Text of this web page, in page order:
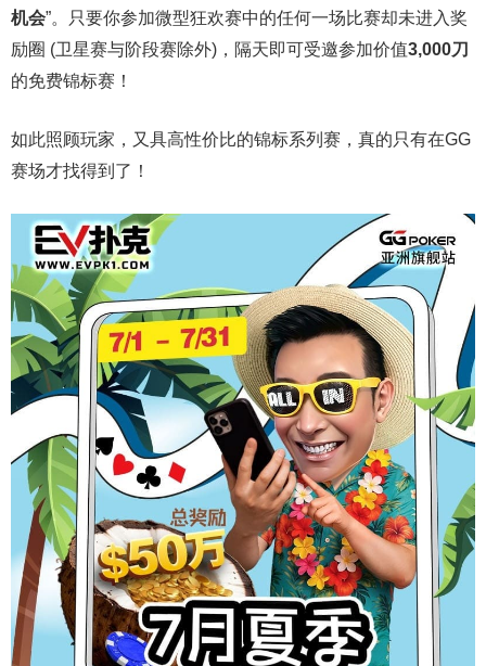
机会”。只要你参加微型狂欢赛中的任何一场比赛却未进入奖
励圈 (卫星赛与阶段赛除外)，隔天即可受邀参加价值3,000刀
的免费锦标赛！
如此照顾玩家，又具高性价比的锦标系列赛，真的只有在GG
赛场才找得到了！